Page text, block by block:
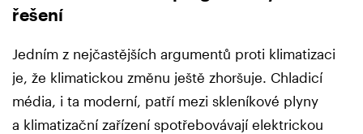
řešení
Jedním z nejčastějších argumentů proti klimatizaci
je, že klimatickou změnu ještě zhoršuje. Chladicí
média, i ta moderní, patří mezi skleníkové plyny
a klimatizační zařízení spotřebovávají elektrickou